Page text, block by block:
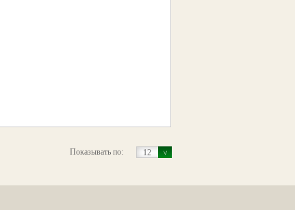
12
Показывать по: